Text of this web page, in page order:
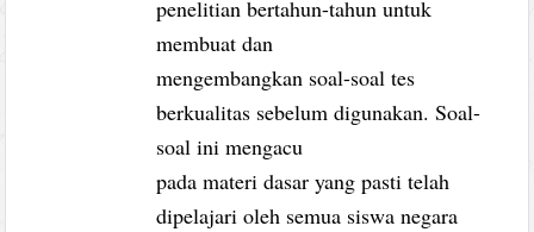
penelitian bertahun-tahun untuk
membuat dan
mengembangkan soal-soal tes
berkualitas sebelum digunakan. Soal-
soal ini mengacu
pada materi dasar yang pasti telah
dipelajari oleh semua siswa negara